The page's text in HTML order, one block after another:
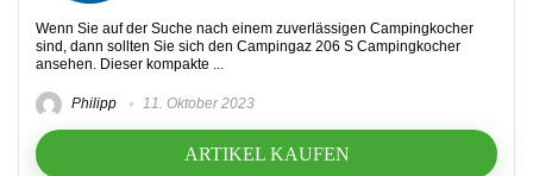
Wenn Sie auf der Suche nach einem zuverlässigen Campingkocher
sind, dann sollten Sie sich den Campingaz 206 S Campingkocher
ansehen. Dieser kompakte ...
Philipp 11. Oktober 2023
ARTIKEL KAUFEN